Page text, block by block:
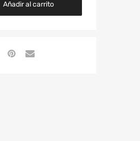
Añadir al carrito